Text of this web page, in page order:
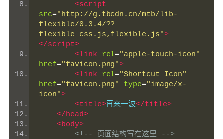
<script
src="http://g.tbcdn.cn/mtb/lib-
flexible/0.3.4/??
flexible_css.js,flexible.js">
</script>
<link
rel="apple-touch-icon"
href="favicon.png">
<link
rel="Shortcut Icon"
href="favicon.png" type="image/x-
icon">
<title>再来一波</title>
</head>
<body>
<!-- 页面结构写在这里 -->